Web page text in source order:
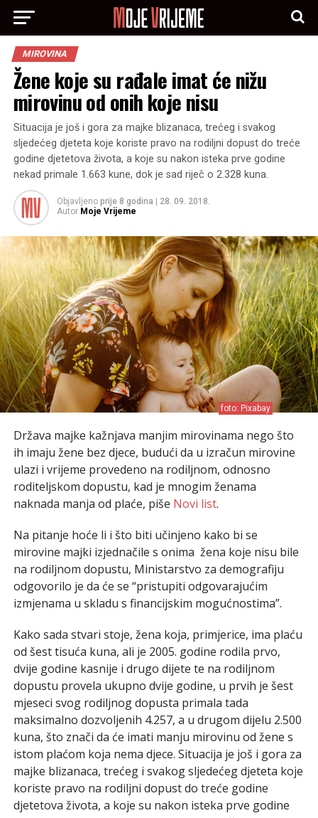
MIROVINA
Žene koje su rađale imat će nižu
mirovinu od onih koje nisu
Situacija je još i gora za majke blizanaca, trećeg i svakog
sljedećeg djeteta koje koriste pravo na rodiljni dopust do treće
godine djetetova života, a koje su nakon isteka prve godine
nekad primale 1.663 kune, dok je sad riječ o 2.328 kuna.
Objavljeno prije 8 godina
28. 09. 2018.
Autor Moje Vrijeme
foto: Pixabay
Država majke kažnjava manjim mirovinama nego što
ih imaju žene bez djece, budući da u izračun mirovine
ulazi i vrijeme provedeno na rodiljnom, odnosno
roditeljskom dopustu, kad je mnogim ženama
naknada manja od plaće, piše Novi list.
Na pitanje hoće li i što biti učinjeno kako bi se
mirovine majki izjednačile s onima žena koje nisu bile
na rodiljnom dopustu, Ministarstvo za demografiju
odgovorilo je da će se “pristupiti odgovarajućim
izmjenama u skladu s financijskim mogućnostima”.
Kako sada stvari stoje, žena koja, primjerice, ima plaću
od šest tisuća kuna, ali je 2005. godine rodila prvo,
dvije godine kasnije i drugo dijete te na rodiljnom
dopustu provela ukupno dvije godine, u prvih je šest
mjeseci svog rodiljnog dopusta primala tada
maksimalno dozvoljenih 4.257, a u drugom dijelu 2.500
kuna, što znači da će imati manju mirovinu od žene s
istom plaćom koja nema djece. Situacija je još i gora za
majke blizanaca, trećeg i svakog sljedećeg djeteta koje
koriste pravo na rodiljni dopust do treće godine
djetetova života, a koje su nakon isteka prve godine